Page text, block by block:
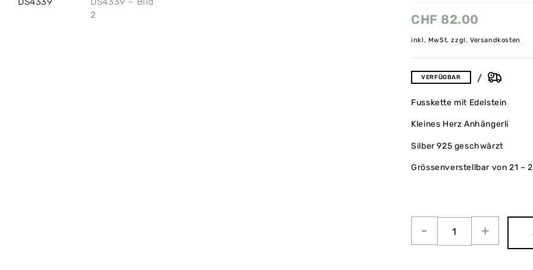
CHF 82.00
inkl. MwSt, zzgl. Versandkosten
VERFÜGBAR
Fusskette mit Edelstein
Kleines Herz Anhängerli
Silber 925 geschwärzt
Grössenverstellbar von 21 –